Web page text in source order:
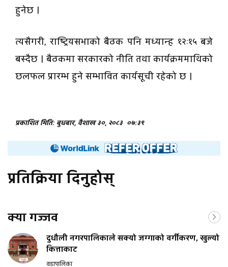
हुनेछ ।
त्यसैगरी, राष्ट्रियसभाको बैठक पनि मध्यान्ह १२ः१५ बजे
बस्दैछ । बैठकमा सरकारको नीति तथा कार्यक्रममाथिको
छलफल प्रारम्भ हुने सम्भावित कार्यसूची रहेको छ ।
प्रकाशित मिति: बुधबार, वैशाख ३०, २०८३ ०७:३९
प्रतिक्रिया दिनुहोस्
क्या गज्जव
दुधौली नगरपालिकाले सक्यो जग्गाको वर्गीकरण, खुल्यो
कित्ताकाट
वडापालिका